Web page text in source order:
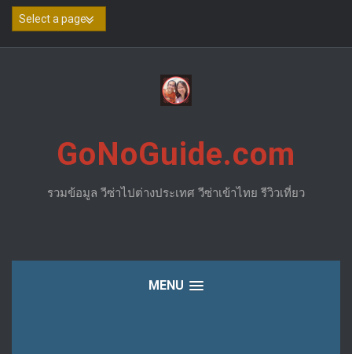
Skip
GoNoGuide.com
รวมข้อมูล วีซ่าไปต่างประเทศ วีซ่าเข้าไทย รีวิวเที่ยว
MENU